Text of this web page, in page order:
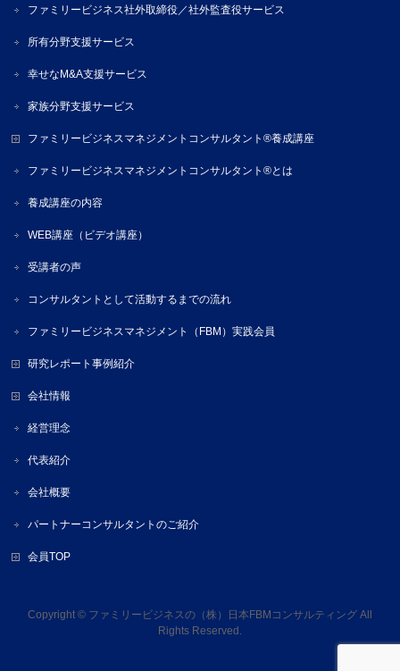
ファミリービジネス社外取締役／社外監査役サービス
所有分野支援サービス
幸せなM&A支援サービス
家族分野支援サービス
ファミリービジネスマネジメントコンサルタント®養成講座
ファミリービジネスマネジメントコンサルタント®とは
養成講座の内容
WEB講座（ビデオ講座）
受講者の声
コンサルタントとして活動するまでの流れ
ファミリービジネスマネジメント（FBM）実践会員
研究レポート事例紹介
会社情報
経営理念
代表紹介
会社概要
パートナーコンサルタントのご紹介
会員TOP
Copyright © ファミリービジネスの（株）日本FBMコンサルティングAll
Rights Reserved.